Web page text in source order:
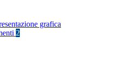
grafica
2